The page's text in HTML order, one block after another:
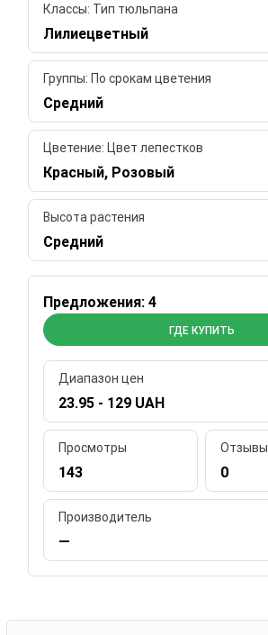
Классы: Тип тюльпана
Лилиецветный
Группы: По срокам цветения
Средний
Цветение: Цвет лепестков
Красный, Розовый
Высота растения
Средний
Предложения: 4
ГДЕ КУПИТЬ
Диапазон цен
23.95 - 129 UAH
Просмотры
143
Отзывы
0
Производитель
—